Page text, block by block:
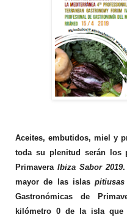
Aceites, embutidos, miel y
toda su plenitud serán los
PrimaveraIbiza Sabor 2019.
mayor de las islaspitiusas
Gastronómicas de
kilómetro 0 de la isla que